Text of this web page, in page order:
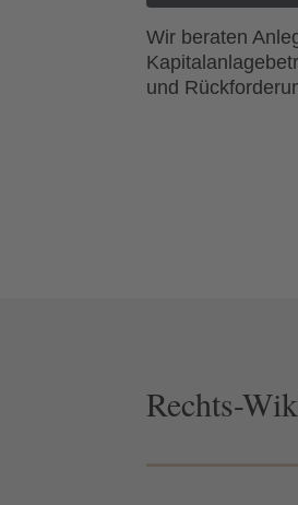
Wir beraten
und
Rechts-